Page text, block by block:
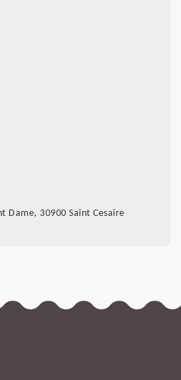
Dame, 30900 Saint Cesaire